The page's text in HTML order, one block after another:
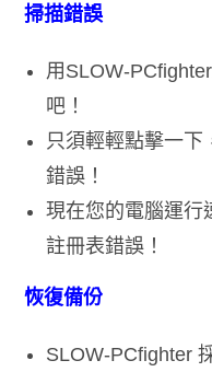
掃描錯誤
用SLOW-
吧！
只須輕輕點擊一下
錯誤！
現在您的電腦運行
註冊表錯誤！
恢復備份
SLOW-PCfighter